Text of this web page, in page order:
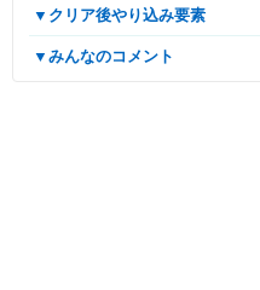
▼クリア後やり込み要素
▼みんなのコメント